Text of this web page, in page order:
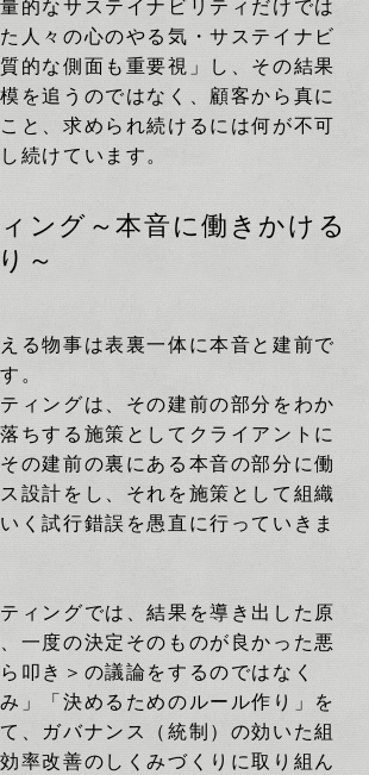
的なサステイナビリティだけでは
人々の心のやる気・サステイナビ
的な側面も重要視」し、その結果
を追うのではなく、顧客から真に
と、求められ続けるには何が不可
続けています。
ング～本音に働きかける
～
る物事は表裏一体に本音と建前で
。
ィングは、その建前の部分をわか
ちする施策としてクライアントに
の建前の裏にある本音の部分に働
設計をし、それを施策として組織
く試行錯誤を愚直に行っていきま
ィングでは、結果を導き出した原
一度の決定そのものが良かった悪
叩き＞の議論をするのではなく
」「決めるためのルール作り」を
、ガバナンス（統制）の効いた組
率改善のしくみづくりに取り組ん